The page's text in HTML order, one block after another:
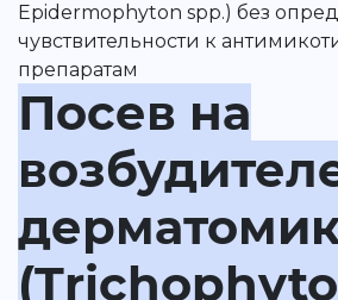
Epidermophyton spp.) без
чувствительности к
препаратам
Посев на